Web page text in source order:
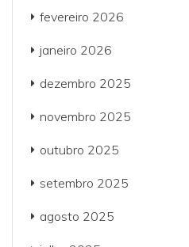
fevereiro 2026
janeiro 2026
dezembro 2025
novembro 2025
outubro 2025
setembro 2025
agosto 2025